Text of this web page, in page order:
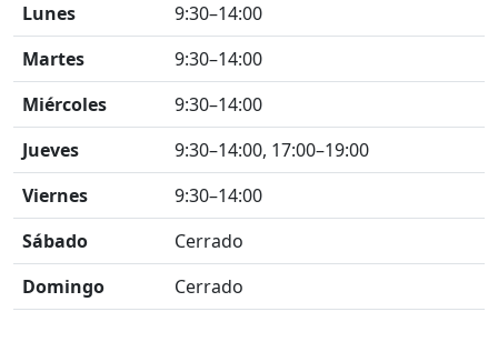
Lunes
9:30–14:00
Martes
9:30–14:00
Miércoles
9:30–14:00
Jueves
9:30–14:00, 17:00–19:00
Viernes
9:30–14:00
Sábado
Cerrado
Domingo
Cerrado